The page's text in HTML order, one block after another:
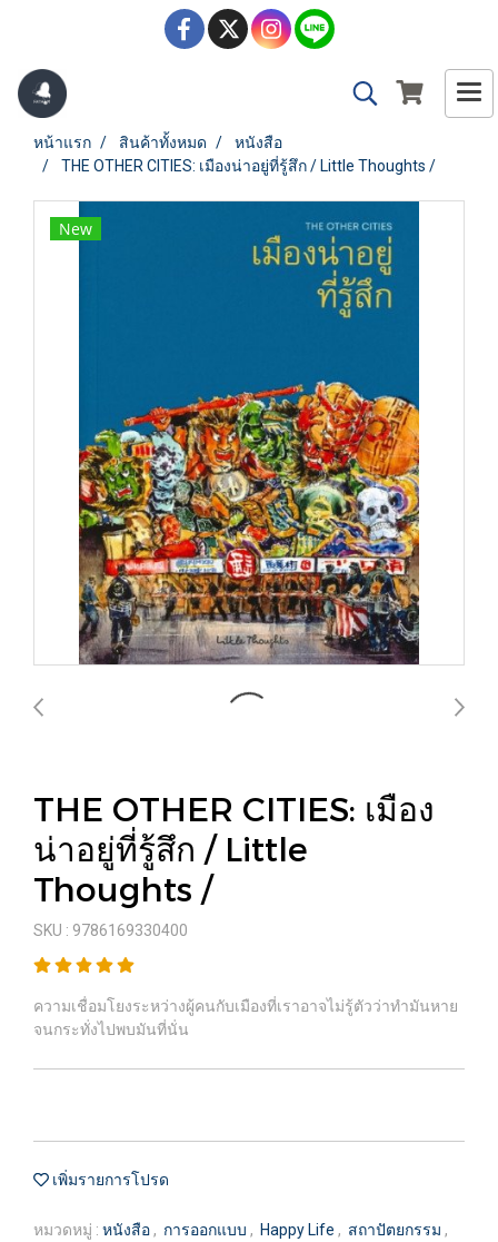
หน้าแรก สินค้าทั้งหมด
หนังสือ
THE OTHER CITIES: เมืองน่าอยู่ที่รู้สึก / Little Thoughts /
New
THE OTHER CITIES: เมือง
น่าอยู่ที่รู้สึก / Little
Thoughts /
SKU : 9786169330400
ความเชื่อมโยงระหว่างผู้คนกับเมืองที่เราอาจไม่รู้ตัวว่าทำมันหาย
จนกระทั่งไปพบมันที่นั่น
เพิ่มรายการโปรด
หมวดหมู่ : หนังสือ , การออกแบบ , Happy Life , สถาปัตยกรรม ,